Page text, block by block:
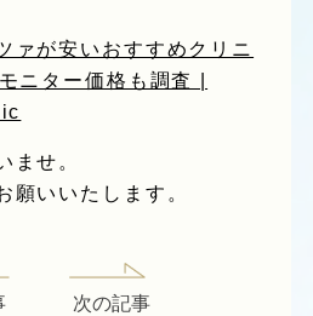
ァが安いおすすめクリニ
ニター価格も調査 |
ませ。
願いいたします。
次の記事